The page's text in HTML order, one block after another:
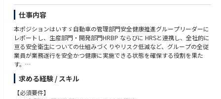
今後はミドル層やグローバルで活躍する技術者への適用も進めることで、
全社的な品質向上につなげていく方針です。
※なお、最終的にお任せする業務内容については、選考過程を通じて適性
を踏まえ決定していきます。
具体的には：
■技術者教育の計画立案・運営および講義の実施
■若手～既存技術者に対する教育・育成支援
■AI等の新技術を活用した教育の高度化・効率化・グローバル化の推進
■技術者教育制度の見直し・改善（継続的なアップデート）
仕事内容
本ポジションはいすゞ自動車の管理部門安全健康推進グループリーダーに
レポートし、生産部門・開発部門HRBP ならびに HRSと連携し、全社的に
亘る安全衛生についての仕組みづくりやリスク低減など、グループの全従
業員が業務遂行を安全かつ健康に実施できる状態を確保する役割を果た
す。
【主な業務内容】
① 職場における潜在的な危険、危険な設備・作業方法・労働条件を特定
求める経験 / スキル
【必須要件】